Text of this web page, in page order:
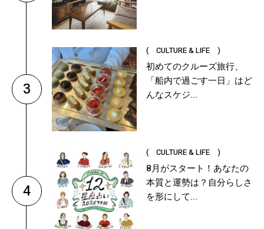
3
( CULTURE & LIFE )
初めてのクルーズ旅行、
「船内で過ごす一日」はど
んなスケジ...
4
( CULTURE & LIFE )
8月がスタート！あなたの
本質と運勢は？自分らしさ
を形にして...